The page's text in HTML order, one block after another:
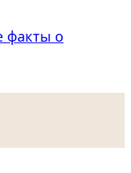
факты о